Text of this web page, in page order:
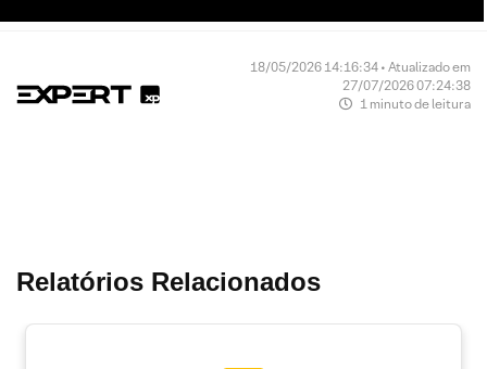
18/05/2026 14:16:34 • Atualizado em
27/07/2026 07:24:38
1 minuto de leitura
Relatórios Relacionados